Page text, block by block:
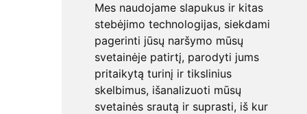
Mes naudojame slapukus ir kitas
stebėjimo technologijas, siekdami
pagerinti jūsų naršymo mūsų
svetainėje patirtį, parodyti jums
pritaikytą turinį ir tikslinius
skelbimus, išanalizuoti mūsų
svetainės srautą ir suprasti, iš kur